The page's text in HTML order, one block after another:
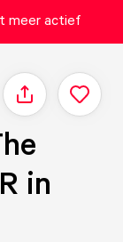
meer actief
Delen
in